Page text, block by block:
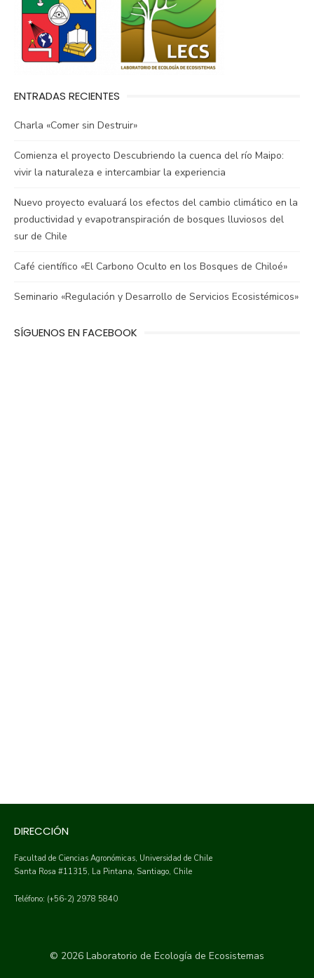
ENTRADAS RECIENTES
Charla «Comer sin Destruir»
Comienza el proyecto Descubriendo la cuenca del río Maipo:
vivir la naturaleza e intercambiar la experiencia
Nuevo proyecto evaluará los efectos del cambio climático en la
productividad y evapotranspiración de bosques lluviosos del
sur de Chile
Café científico «El Carbono Oculto en los Bosques de Chiloé»
Seminario «Regulación y Desarrollo de Servicios Ecosistémicos»
SÍGUENOS EN FACEBOOK
DIRECCIÓN
Facultad de Ciencias Agronómicas, Universidad de Chile
Santa Rosa #11315, La Pintana, Santiago, Chile
Teléfono: (+56-2) 2978 5840
© 2026 Laboratorio de Ecología de Ecosistemas